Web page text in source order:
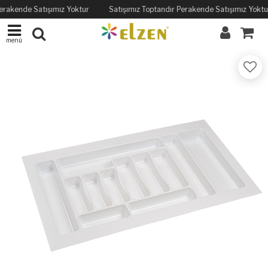
Satışımız Yoktur Satışımız Toptandır Perakende Satışımız
menü